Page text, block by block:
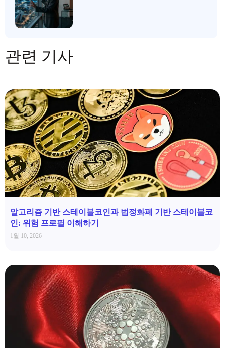
관련 기사
알고리즘 기반 스테이블코인과 법정화폐 기반 스테이블코
인: 위험 프로필 이해하기
1월 10, 2026